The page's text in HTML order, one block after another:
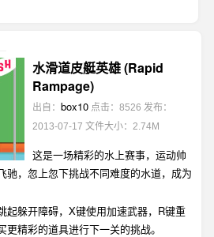
水滑道皮艇英雄 (Rapid
Rampage)
出自： box10 点击：8526 发布：
2013-07-17 文件大小：2.74M
这是一场精彩的水上赛事，运动帅
驰，忽上忽下挑战不同难度的水道，成为
起躲开障碍，X键使用加速武器，R键重
精彩的道具进行下一关的挑战。